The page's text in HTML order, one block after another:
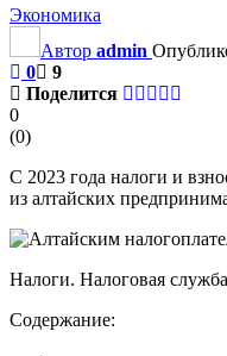
Экономика
Автор admin
0
9
Поделится
0
(0)
С 2023 года налоги и
из алтайских
Налоги. Налоговая
Содержание: